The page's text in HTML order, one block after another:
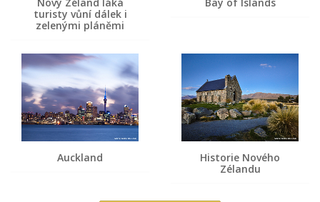
turisty vůní dálek i
zelenými pláněmi
Auckland
Historie Nového
Zélandu